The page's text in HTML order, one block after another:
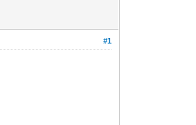
#1